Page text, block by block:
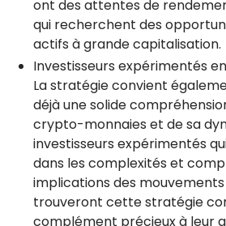
ont des attentes de
qui recherchent des
actifs à grande capitalisation.
Investisseurs expérimentés
La stratégie convient
déjà une solide
crypto-monnaies et de sa
investisseurs expérimentés
dans les complexités et
implications des
trouveront cette stratégie
complément précieux à leur